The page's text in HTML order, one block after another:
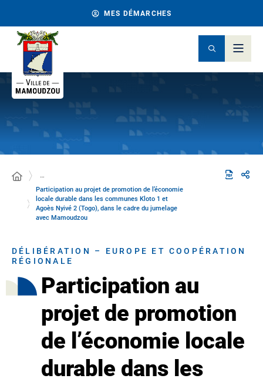
MES DÉMARCHES
…
Participation au projet de promotion de l’économie
locale durable dans les communes Kloto 1 et
Agoès Nyivé 2 (Togo), dans le cadre du jumelage
avec Mamoudzou
DÉLIBÉRATION – EUROPE ET COOPÉRATION
RÉGIONALE
Participation au
projet de promotion
de l’économie locale
durable dans les